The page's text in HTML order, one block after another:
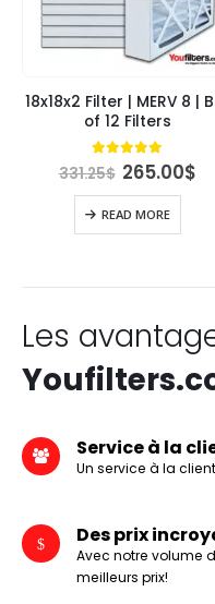
18x18x2 Filter | MERV 8 |
of 12 Filters
4.84out of 5
331.25$ Original
price
was:
331.25$.
265.00$
READ MORE
Les
Service à la
Un service à la
Des prix
Avec notre volume
meilleurs prix!